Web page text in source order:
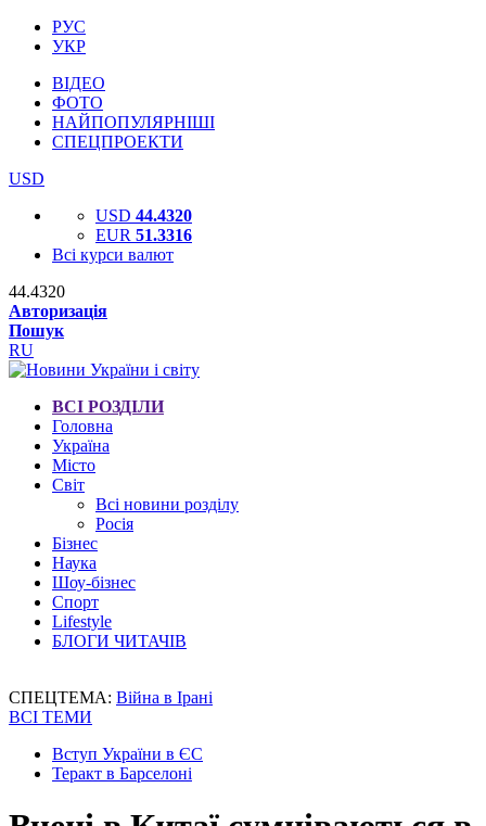
РУС
УКР
ВІДЕО
ФОТО
НАЙПОПУЛЯРНІШІ
СПЕЦПРОЕКТИ
USD
USD 44.4320
EUR 51.3316
Всі курси валют
44.4320
Авторизація
Пошук
RU
ВСІ РОЗДІЛИ
Головна
Україна
Місто
Світ
Всі новини розділу
Росія
Бізнес
Наука
Шоу-бізнес
Спорт
Lifestyle
БЛОГИ ЧИТАЧІВ
СПЕЦТЕМА: Війна в Ірані
ВСІ ТЕМИ
Вступ України в ЄС
Теракт в Барселоні